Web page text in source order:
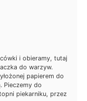
i obieramy, tutaj
do warzyw.
papierem do
Pieczemy do
piekarniku, przez